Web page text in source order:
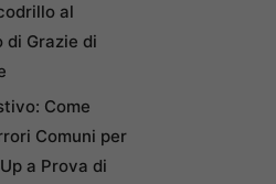
al
di Grazie di
Come
Comuni per
a Prova di